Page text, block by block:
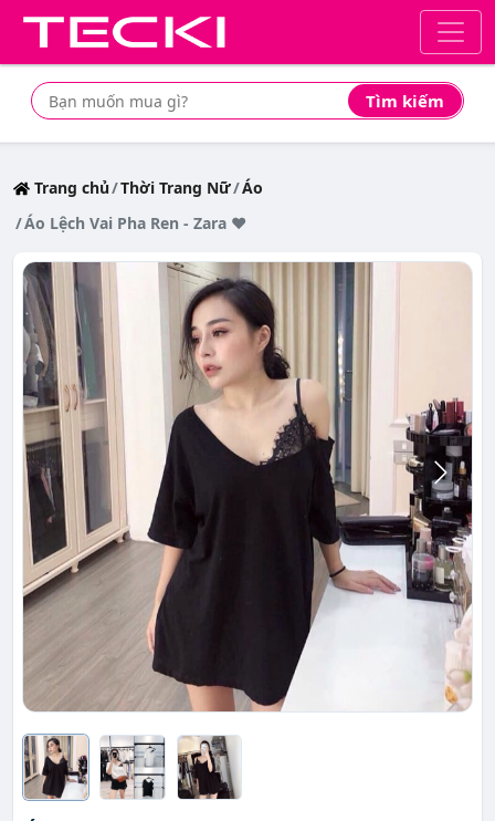
Tìm kiếm
Tìm mua sản phẩm giá rẻ nhất
Trang chủ Thời Trang Nữ Áo
Áo Lệch Vai Pha Ren - Zara ❤️